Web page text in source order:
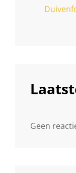
Geen